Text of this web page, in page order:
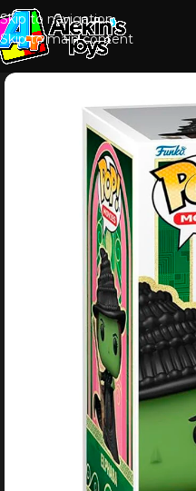
Skip to navigation
Skip to main content